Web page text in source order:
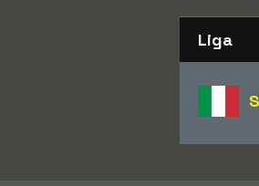
Liga